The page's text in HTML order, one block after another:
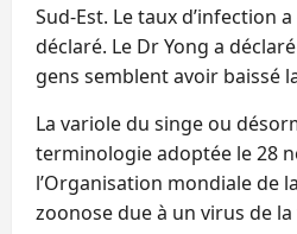
Sud-Est. Le taux d’infection
déclaré. Le Dr Yong a
gens semblent avoir baissé
La variole du singe ou
terminologie adoptée le 28
l’Organisation mondiale de
zoonose due à un virus de